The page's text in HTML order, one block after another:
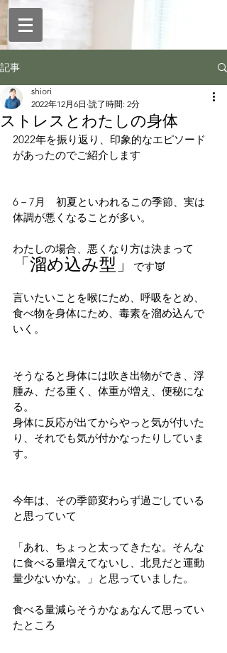
記事
ストレスとわたしの身体
shiori
2022年12月6日 読了時間: 2分
2022年を振り返り、印象的なエピソード
があったのでご紹介します
6－7月　初夏といわれるこの季節、実は
体調が悪くなることが多い。
わたしの場合、悪くなり方は決まって
「溜め込み型」 です👿
言いたいことを喉にため、呼吸をとめ、
食べ物を身体にため、毒素を溜め込んで
いく。
そうなると身体には吹き出物ができ、浮
腫み、だる重く、体重が増え、便秘にな
る。
身体に反応が出てからやっと気が付いた
り、それでも気が付かなったりしていま
す。
今年は、その季節変わらず過ごしている
と思っていて
「あれ、ちょっと太ってきたな。そんな
に食べる量増えてないし、北見だと運動
量少ないかな。」と思っていました。
食べる量減らそうかなぁなんて思ってい
たところ